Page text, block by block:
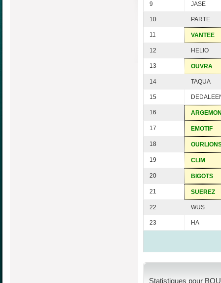
9 JASE
10 PARTE
11 VANTEE
12 HELIO
13 OUVRA
14 TAQUA
15
16
17 EMOTIF
18
19 CLIM
20 BIGOTS
21 SUEREZ
22 WUS
23 HA
Statistiques pour